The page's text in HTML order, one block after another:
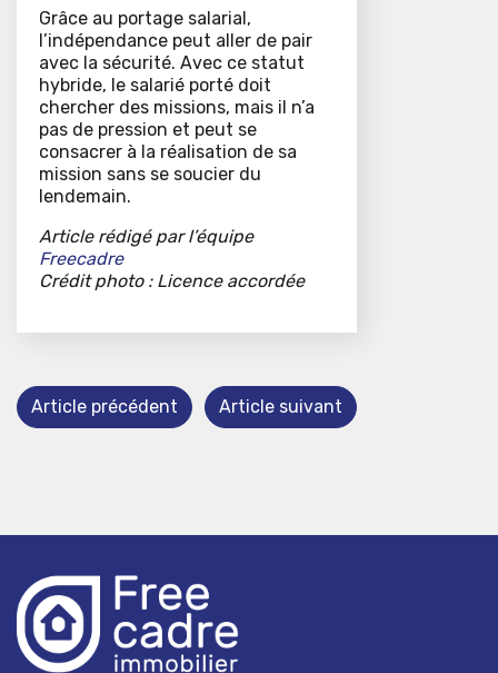
Grâce au portage salarial,
l’indépendance peut aller de pair
avec la sécurité. Avec ce statut
hybride, le salarié porté doit
chercher des missions, mais il n’a
pas de pression et peut se
consacrer à la réalisation de sa
mission sans se soucier du
lendemain.
Article rédigé par l’équipe
Freecadre
Crédit photo : Licence accordée
Article précédent Article suivant